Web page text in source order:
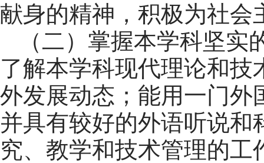
献身的精神，积极为社会
（二）掌握本学科坚
了解本学科现代理论和
外发展动态；能用一门外
并具有较好的外语听说
究、教学和技术管理的